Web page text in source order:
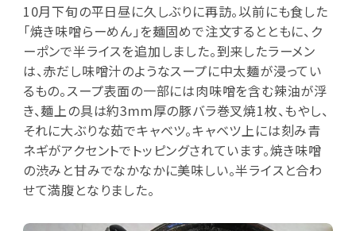
10月下旬の平日昼に久しぶりに再訪。以前にも食した
「焼き味噌らーめん」を麺固めで注文するとともに、ク
ーポンで半ライスを追加しました。到来したラーメン
は、赤だし味噌汁のようなスープに中太麺が浸ってい
るもの。スープ表面の一部には肉味噌を含む辣油が浮
き、麺上の具は約3mm厚の豚バラ巻叉焼1枚、もやし、
それに大ぶりな茹でキャベツ。キャベツ上には刻み青
ネギがアクセントでトッピングされています。焼き味噌
の渋みと甘みでなかなかに美味しい。半ライスと合わ
せて満腹となりました。